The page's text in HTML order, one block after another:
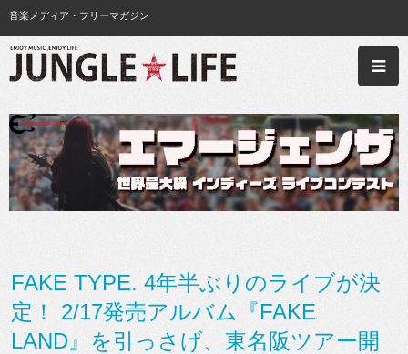
音楽メディア・フリーマガジン
FAKE TYPE. 4年半ぶりのライブが決
定！ 2/17発売アルバム『FAKE
LAND』を引っさげ、東名阪ツアー開